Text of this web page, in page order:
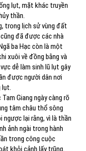
lụt, mặt khác truyền
thần.
trong lịch sử vùng đất
đã được các nhà
ba Hạc còn là một
xuôi về đồng bằng và
dễ làm sinh lũ lụt gây
được người dân nơi
lụt.
Giang ngày càng rõ
tâm châu thổ sông
lại rằng, vì là thần
ảnh ngài trong hành
trong công cuộc
khỏi cảnh lấy trũng.